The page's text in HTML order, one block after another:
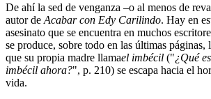
De ahí la sed de venganza –o al menos de
autor de Acabar con Edy Carilindo. Hay en
asesinato que se encuentra en muchos
se produce, sobre todo en las últimas páginas,
que su propia madre llamael imbécil ("¿Qué
imbécil ahora?", p. 210) se escapa hacia el
vida.